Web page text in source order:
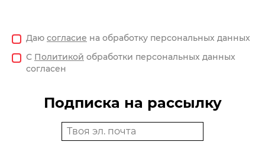
Даю согласие на обработку персональных данных
С Политикой обработки персональных данных
согласен
Подписка на рассылку